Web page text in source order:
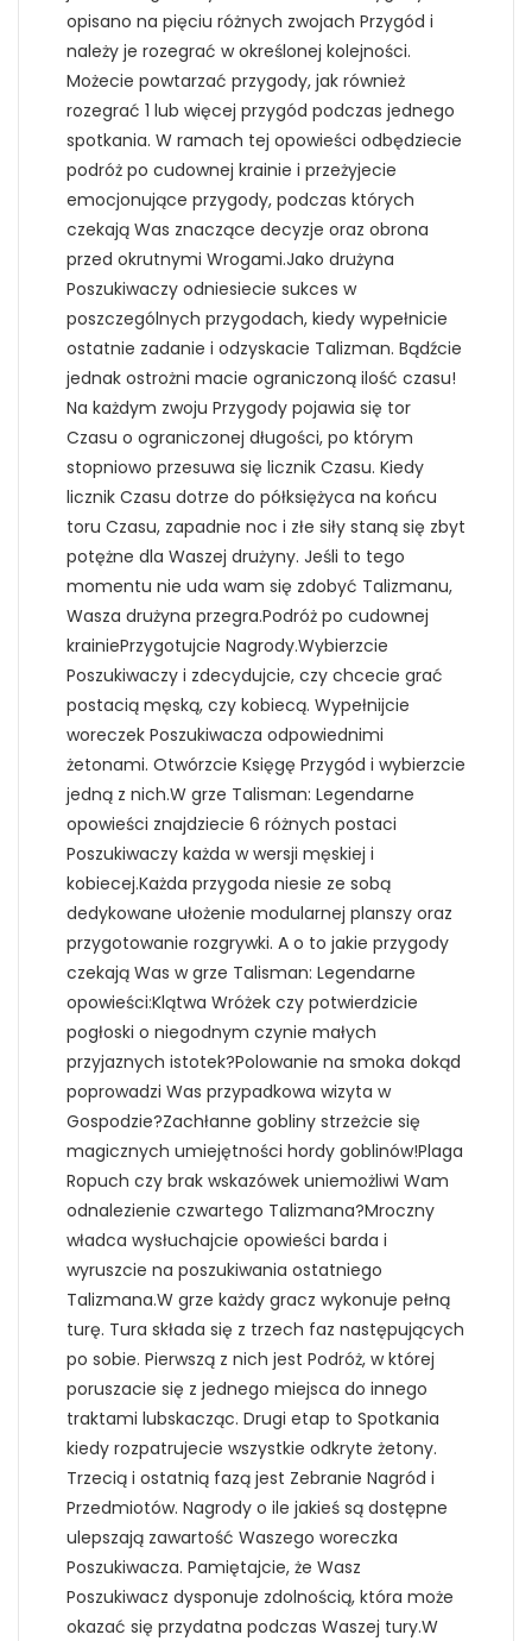
opisano na pięciu różnych zwojach Przygód i
należy je rozegrać w określonej kolejności.
Możecie powtarzać przygody, jak również
rozegrać 1 lub więcej przygód podczas jednego
spotkania. W ramach tej opowieści odbędziecie
podróż po cudownej krainie i przeżyjecie
emocjonujące przygody, podczas których
czekają Was znaczące decyzje oraz obrona
przed okrutnymi Wrogami.Jako drużyna
Poszukiwaczy odniesiecie sukces w
poszczególnych przygodach, kiedy wypełnicie
ostatnie zadanie i odzyskacie Talizman. Bądźcie
jednak ostrożni macie ograniczoną ilość czasu!
Na każdym zwoju Przygody pojawia się tor
Czasu o ograniczonej długości, po którym
stopniowo przesuwa się licznik Czasu. Kiedy
licznik Czasu dotrze do półksiężyca na końcu
toru Czasu, zapadnie noc i złe siły staną się zbyt
potężne dla Waszej drużyny. Jeśli to tego
momentu nie uda wam się zdobyć Talizmanu,
Wasza drużyna przegra.Podróż po cudownej
krainiePrzygotujcie Nagrody.Wybierzcie
Poszukiwaczy i zdecydujcie, czy chcecie grać
postacią męską, czy kobiecą. Wypełnijcie
woreczek Poszukiwacza odpowiednimi
żetonami. Otwórzcie Księgę Przygód i wybierzcie
jedną z nich.W grze Talisman: Legendarne
opowieści znajdziecie 6 różnych postaci
Poszukiwaczy każda w wersji męskiej i
kobiecej.Każda przygoda niesie ze sobą
dedykowane ułożenie modularnej planszy oraz
przygotowanie rozgrywki. A o to jakie przygody
czekają Was w grze Talisman: Legendarne
opowieści:Klątwa Wróżek czy potwierdzicie
pogłoski o niegodnym czynie małych
przyjaznych istotek?Polowanie na smoka dokąd
poprowadzi Was przypadkowa wizyta w
Gospodzie?Zachłanne gobliny strzeżcie się
magicznych umiejętności hordy goblinów!Plaga
Ropuch czy brak wskazówek uniemożliwi Wam
odnalezienie czwartego Talizmana?Mroczny
władca wysłuchajcie opowieści barda i
wyruszcie na poszukiwania ostatniego
Talizmana.W grze każdy gracz wykonuje pełną
turę. Tura składa się z trzech faz następujących
po sobie. Pierwszą z nich jest Podróż, w której
poruszacie się z jednego miejsca do innego
traktami lubskacząc. Drugi etap to Spotkania
kiedy rozpatrujecie wszystkie odkryte żetony.
Trzecią i ostatnią fazą jest Zebranie Nagród i
Przedmiotów. Nagrody o ile jakieś są dostępne
ulepszają zawartość Waszego woreczka
Poszukiwacza. Pamiętajcie, że Wasz
Poszukiwacz dysponuje zdolnością, która może
okazać się przydatna podczas Waszej tury.W